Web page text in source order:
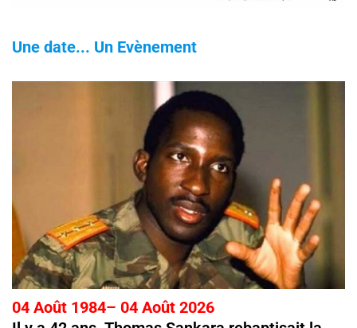
Une date... Un Evènement
04 Août 1984– 04 Août 2026